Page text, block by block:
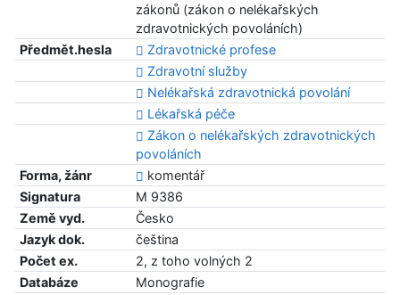
zákonů (zákon o nelékařských
zdravotnických povoláních)
Předmět.hesla
Zdravotnické profese
Zdravotní služby
Nelékařská zdravotnická povolání
Lékařská péče
Zákon o nelékařských zdravotnických
povoláních
Forma, žánr
komentář
Signatura
M 9386
Země vyd.
Česko
Jazyk dok.
čeština
Počet ex.
2, z toho volných 2
Databáze
Monografie